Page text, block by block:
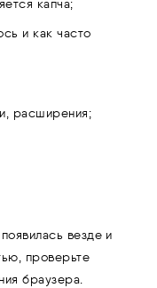
капча;
и как часто
расширения;
везде и
проверьте
браузера.